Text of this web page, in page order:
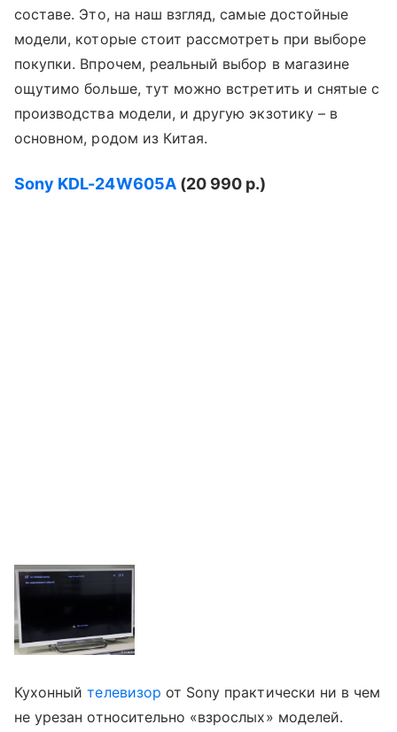
составе. Это, на наш взгляд, самые достойные
модели, которые стоит рассмотреть при выборе
покупки. Впрочем, реальный выбор в магазине
ощутимо больше, тут можно встретить и снятые с
производства модели, и другую экзотику – в
основном, родом из Китая.
Sony KDL-24W605A(20 990 р.)
Кухонныйтелевизор от Sony практически ни в чем
не урезан относительно «взрослых» моделей.